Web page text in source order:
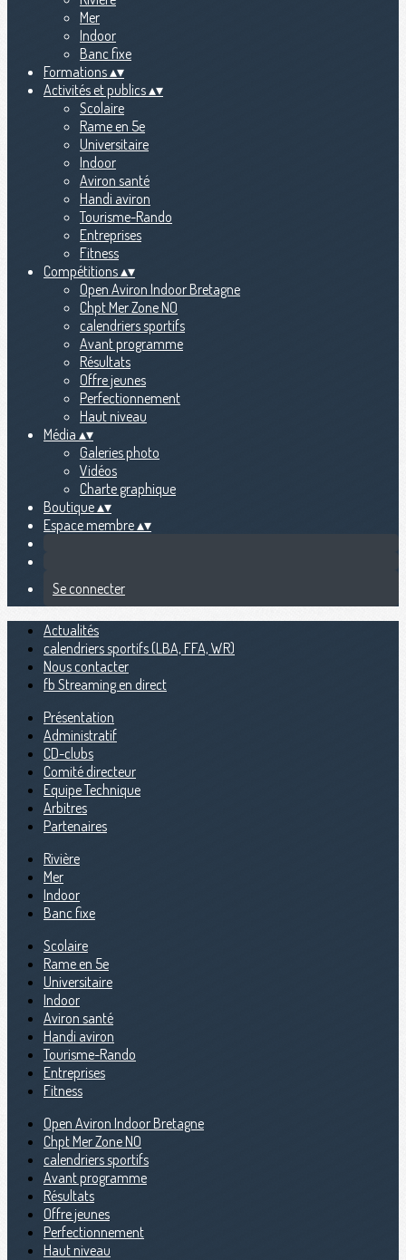
Mer
Indoor
Banc fixe
Formations▴▾
Activités et publics▴▾
Scolaire
Rame en 5e
Universitaire
Indoor
Aviron santé
Handi aviron
Tourisme-Rando
Entreprises
Fitness
Compétitions▴▾
Open Aviron Indoor Bretagne
Chpt Mer Zone NO
calendriers sportifs
Avant programme
Résultats
Offre jeunes
Perfectionnement
Haut niveau
Média ▴▾
Galeries photo
Vidéos
Charte graphique
Boutique▴▾
Espace membre▴▾
Se connecter
Actualités
calendriers sportifs (LBA, FFA, WR)
Nous contacter
fb Streaming en direct
Présentation
Administratif
CD-clubs
Comité directeur
Equipe Technique
Arbitres
Partenaires
Rivière
Mer
Indoor
Banc fixe
Scolaire
Rame en 5e
Universitaire
Indoor
Aviron santé
Handi aviron
Tourisme-Rando
Entreprises
Fitness
Open Aviron Indoor Bretagne
Chpt Mer Zone NO
calendriers sportifs
Avant programme
Résultats
Offre jeunes
Perfectionnement
Haut niveau